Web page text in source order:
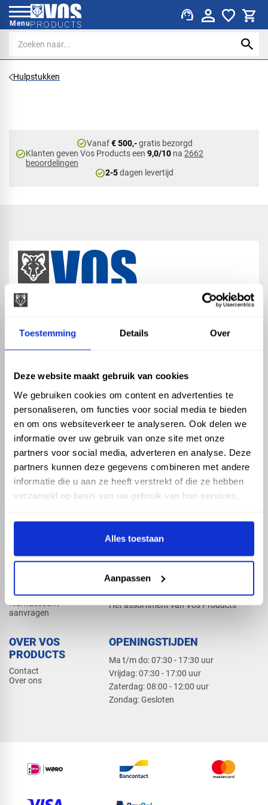
Toestemming Details Over
Deze website maakt gebruik van cookies
We gebruiken cookies om content en advertenties te
personaliseren, om functies voor social media te bieden
en om ons websiteverkeer te analyseren. Ook delen we
informatie over uw gebruik van onze site met onze
partners voor social media, adverteren en analyse. Deze
partners kunnen deze gegevens combineren met andere
informatie die u aan ze heeft verstrekt of die ze hebben
verzameld op basis van uw gebruik van hun services.
Alles toestaan
Aanpassen
Menu support_agent
Hulpstukken
check_circleVanaf€ 500,-gratis bezorgd
check_circleKlanten geven Vos Products een9,0/10 na2662
beoordelingen
check_circle2-5dagen levertijd
ASSORTIMENT
Hemelwaterafvoer
Drukleiding
Beregening
Dak en gevel
KENNIS EN HULP
Klantenservice
Kennisbank
Klantaccount
aanvragen
PRODUCTCATALOGUS 2026
Het assortiment van Vos Products
OVER VOS
PRODUCTS
Contact
Over ons
OPENINGSTIJDEN
Ma t/m do: 07:30 - 17:30 uur
​Vrijdag: 07:30 - 17:00 uur
​Zaterdag: 08:00 - 12:00 uur
​Zondag: Gesloten
phone_enabled +31 416 75 02 55
mail info@vosproducts.nl
check_circleDé bouwmarkt van Altena
check_circle Direct uit grote voorraad geleverd met eigen transport
check_circleLevering in NL en BE